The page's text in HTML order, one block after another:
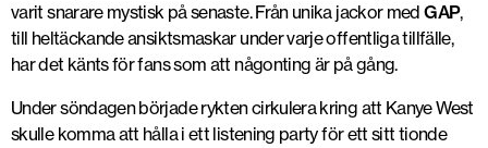
varit snarare mystisk på senaste. Från unika jackor medGAP,
till heltäckande ansiktsmaskar under varje offentliga tillfälle,
har det känts för fans som att någonting är på gång.
Under söndagen började rykten cirkulera kring att Kanye West
skulle komma att hålla i ett listening party för ett sitt tionde